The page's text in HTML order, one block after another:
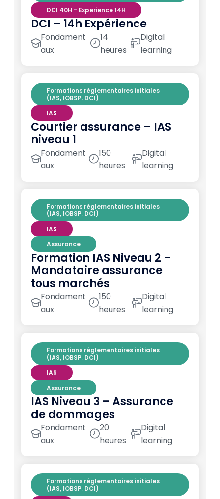
DCI 40H - Experience 14H
DCI – 14h Expérience
Fondament
aux
14
heures
Digital
learning
Formations réglementaires initiales
(IAS, IOBSP, DCI)
IAS
Courtier assurance – IAS
niveau 1
Fondament
aux
150
heures
Digital
learning
Formations réglementaires initiales
(IAS, IOBSP, DCI)
IAS
Assurance
Formation IAS Niveau 2 –
Mandataire assurance
tous marchés
Fondament
aux
150
heures
Digital
learning
Formations réglementaires initiales
(IAS, IOBSP, DCI)
IAS
Assurance
IAS Niveau 3 – Assurance
de dommages
Fondament
aux
20
heures
Digital
learning
Formations réglementaires initiales
(IAS, IOBSP, DCI)